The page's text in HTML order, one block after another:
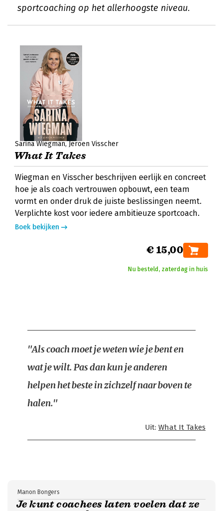
sportcoaching op het allerhoogste niveau.
Sarina Wiegman Jeroen Visscher
What It Takes
Wiegman en Visscher beschrijven eerlijk en concreet
hoe je als coach vertrouwen opbouwt, een team
vormt en onder druk de juiste beslissingen neemt.
Verplichte kost voor iedere ambitieuze sportcoach.
Boek bekijken
€ 15,00
Nu besteld, zaterdag in huis
"Als coach moet je weten wie je bent en
wat je wilt. Pas dan kun je anderen
helpen het beste in zichzelf naar boven te
halen."
Uit: What It Takes
Je kunt coachees laten voelen dat ze
Manon Bongers